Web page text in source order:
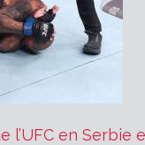
l’UFC en Serbie